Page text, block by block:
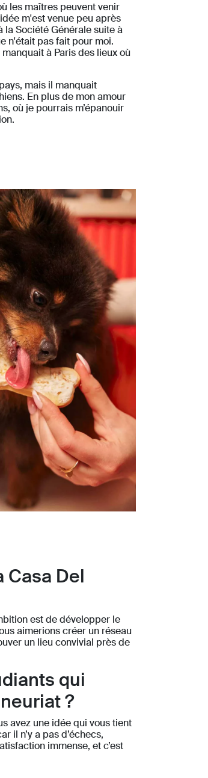
les maîtres peuvent venir
m'est venue peu après
la Société Générale suite à
n'était pas fait pour moi.
à Paris des lieux où
mais il manquait
En plus de mon amour
où je pourrais m’épanouir
Casa Del
est de développer le
aimerions créer un réseau
un lieu convivial près de
qui
?
avez une idée qui vous tient
il n’y a pas d’échecs,
immense, et c’est